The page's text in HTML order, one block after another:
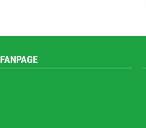
FANPAGE